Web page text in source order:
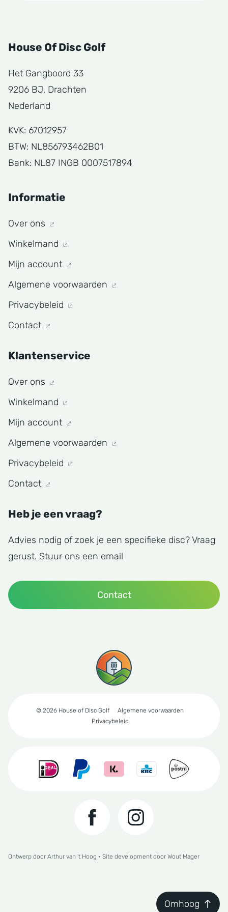
House Of Disc Golf
Het Gangboord 33
9206 BJ, Drachten
Nederland
KVK: 67012957
BTW: NL856793462B01
Bank: NL87 INGB 0007517894
Informatie
Over ons
Winkelmand
Mijn account
Algemene voorwaarden
Privacybeleid
Contact
Klantenservice
Over ons
Winkelmand
Mijn account
Algemene voorwaarden
Privacybeleid
Contact
Heb je een vraag?
Advies nodig of zoek je een specifieke disc? Vraag
gerust. Stuur ons een email
Contact
© 2026 House of Disc Golf
Algemene voorwaarden
Privacybeleid
Ontwerp door Arthur van 't Hoog • Site development door Wout Mager
Omhoog